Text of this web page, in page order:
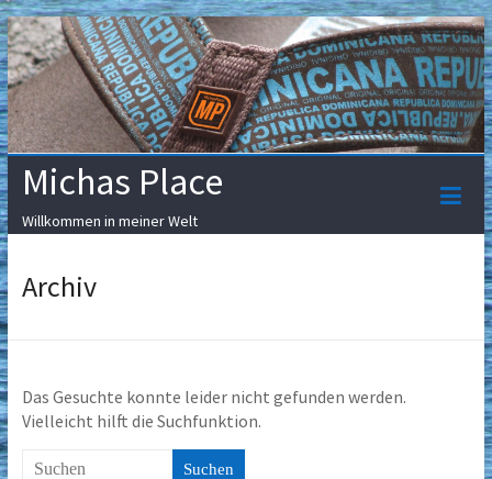
Skip
to
content
Michas Place
Willkommen in meiner Welt
Archiv
Das Gesuchte konnte leider nicht gefunden werden.
Vielleicht hilft die Suchfunktion.
Suchen